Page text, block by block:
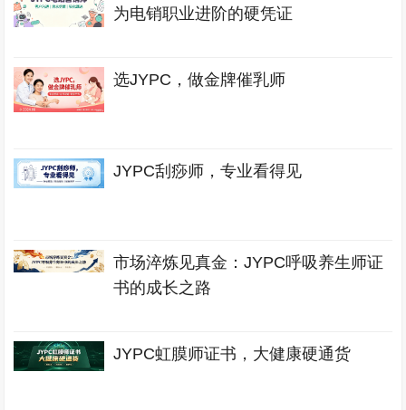
为电销职业进阶的硬凭证
选JYPC，做金牌催乳师
JYPC刮痧师，专业看得见
市场淬炼见真金：JYPC呼吸养生师证
书的成长之路
JYPC虹膜师证书，大健康硬通货